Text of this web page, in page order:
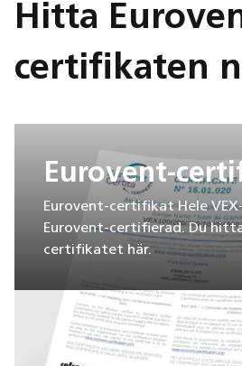
Hitta
certifikaten
Eurovent-
Eurovent-certifikat Hele
Eurovent-certifierad. Du
certifikatet här.